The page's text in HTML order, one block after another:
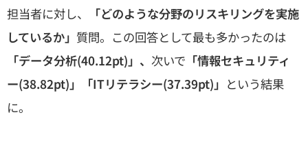
担当者に対し、
「どのような分野のリスキリングを実施
しているか」 質問。この回答として最も多かったのは
「データ分析(40.12pt)」、 次いで 「情報セキュリティ
ー(38.82pt)」「ITリテラシー(37.39pt)」 という結果
に。